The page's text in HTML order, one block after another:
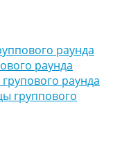
раунда
раунда
раунда
группового